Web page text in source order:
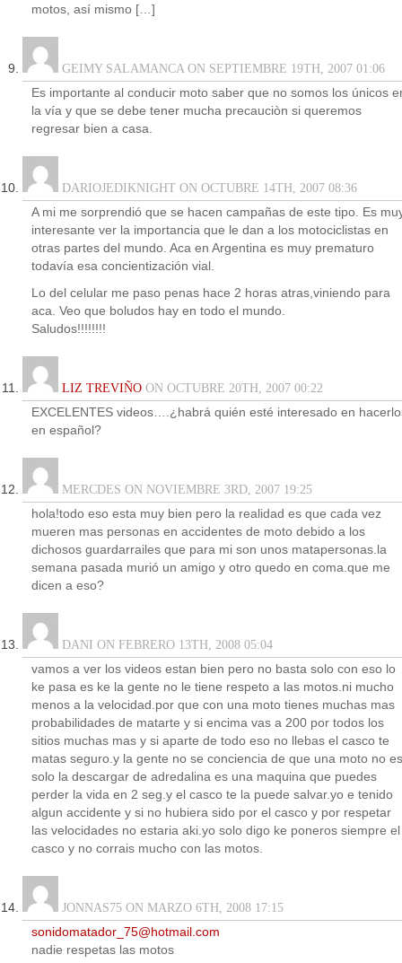
motos, así mismo […]
GEIMY SALAMANCA ON SEPTIEMBRE 19TH, 2007 01:06
Es importante al conducir moto saber que no somos los únicos
la vía y que se debe tener mucha precauciòn si queremos
regresar bien a casa.
DARIOJEDIKNIGHT ON OCTUBRE 14TH, 2007 08:36
A mi me sorprendió que se hacen campañas de este tipo. Es
interesante ver la importancia que le dan a los motociclistas en
otras partes del mundo. Aca en Argentina es muy prematuro
todavía esa concientización vial.
Lo del celular me paso penas hace 2 horas atras,viniendo para
aca. Veo que boludos hay en todo el mundo.
Saludos!!!!!!!!
LIZ TREVIÑO ON OCTUBRE 20TH, 2007 00:22
EXCELENTES videos….¿habrá quién esté interesado en
en español?
MERCDES ON NOVIEMBRE 3RD, 2007 19:25
hola!todo eso esta muy bien pero la realidad es que cada vez
mueren mas personas en accidentes de moto debido a los
dichosos guardarrailes que para mi son unos matapersonas.la
semana pasada murió un amigo y otro quedo en coma.que me
dicen a eso?
DANI ON FEBRERO 13TH, 2008 05:04
vamos a ver los videos estan bien pero no basta solo con eso lo
ke pasa es ke la gente no le tiene respeto a las motos.ni mucho
menos a la velocidad.por que con una moto tienes muchas mas
probabilidades de matarte y si encima vas a 200 por todos los
sitios muchas mas y si aparte de todo eso no llebas el casco te
matas seguro.y la gente no se conciencia de que una moto no es
solo la descargar de adredalina es una maquina que puedes
perder la vida en 2 seg.y el casco te la puede salvar.yo e tenido
algun accidente y si no hubiera sido por el casco y por respetar
las velocidades no estaria aki.yo solo digo ke poneros siempre el
casco y no corrais mucho con las motos.
JONNAS75 ON MARZO 6TH, 2008 17:15
sonidomatador_75@hotmail.com
nadie respetas las motos